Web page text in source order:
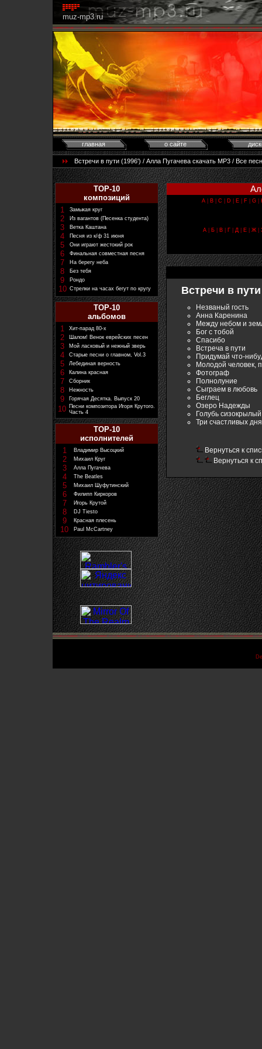
muz-mp3.ru
главная о сайте
Встречи в пути (1996') / Алла Пугачева скачать MP3 / Все
TOP-10
композиций
1
Замыкая круг
2 Из вагантов (Песенка студента)
3 Ветка Каштана
4 Песня из к/ф 31 июня
5 Они играют жестокий рок
6 Финальная совместная песня
7 На берегу неба
8 Без тебя
9 Рондо
10 Стрелки на часах бегут по кругу
TOP-10
альбомов
1
Хит-парад 80-х
2 Шалом! Венок еврейских песен
3 Мой ласковый и нежный зверь
4 Старые песни о главном, Vol.3
5 Лебединая верность
6 Калина красная
7 Сборник
8 Нежность
9 Горячая Десятка. Выпуск 20
10 Песни композитора Игоря Крутого.
Часть 4
TOP-10
исполнителей
1
Владимир Высоцкий
2 Михаил Круг
3 Алла Пугачева
4 The Beatles
5 Михаил Шуфутинский
6 Филипп Киркоров
7 Игорь Крутой
8 DJ Tiesto
9 Красная плесень
10 Paul McCartney
A B C D E F G
А| Б| В| Г| Д| Е| Ж|
Встречи в
Незваный гость
Анна Каренина
Между небом и
Бог с тобой
Спасибо
Встреча в пути
Придумай что-
Молодой человек,
Фотограф
Полнолуние
Сыграем в любовь
Беглец
Озеро Надежды
Голубь сизокрылый
Три счастливых дня
Вернуться к
Вернуться к